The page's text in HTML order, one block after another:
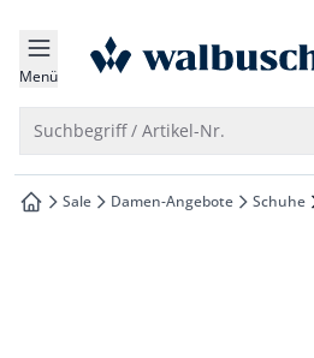
springen
springen
springen
springen
Menü zur Startseite
Suchbegriff / Artikel-Nr.
zur Startseite
Sale Damen-Angebote Schuhe